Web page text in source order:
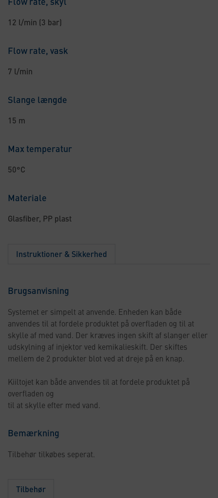
12 l/min (3 bar)
Flow rate, vask
7 l/min
Slange længde
15 m
Max temperatur
50°C
Materiale
Glasfiber, PP plast
Instruktioner & Sikkerhed
Brugsanvisning
Systemet er simpelt at anvende. Enheden kan både
anvendes til at fordele produktet på overfladen og til at
skylle af med vand. Der kræves ingen skift af slanger eller
udskylning af injektor ved kemikalieskift. Der skiftes
mellem de 2 produkter blot ved at dreje på en knap.
Kiiltojet kan både anvendes til at fordele produktet på
overfladen og
til at skylle efter med vand.
Bemærkning
Tilbehør tilkøbes seperat.
Tilbehør